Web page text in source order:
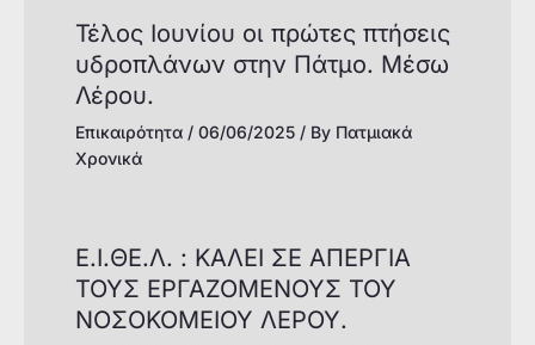
Τέλος Ιουνίου οι πρώτες πτήσεις
υδροπλάνων στην Πάτμο. Μέσω
Λέρου.
Επικαιρότητα/ 06/06/2025 / By Πατμιακά
Χρονικά
Ε.Ι.ΘΕ.Λ. : ΚΑΛΕΙ ΣΕ ΑΠΕΡΓΙΑ
ΤΟΥΣ ΕΡΓΑΖΟΜΕΝΟΥΣ ΤΟΥ
ΝΟΣΟΚΟΜΕΙΟΥ ΛΕΡΟΥ.